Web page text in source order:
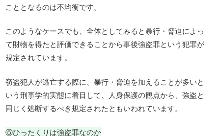
こととなるのは不均衡です。
このようなケースでも、全体としてみると暴行・脅迫によっ
て財物を得たと評価できることから事後強盗罪という犯罪が
規定されています。
窃盗犯人が逃亡する際に、暴行・脅迫を加えることが多いと
いう刑事学的実態に着目して、人身保護の観点から、強盗と
同じく処断するべき規定されたともいわれています。
⑤ひったくりは強盗罪なのか